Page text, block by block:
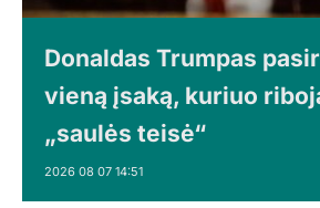
Donaldas Trumpas
vieną įsaką, kuriuo
„saulės teisė“
2026 08 07 14:51